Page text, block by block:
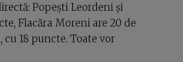
Popești Leordeni și
Flacăra Moreni are 20 de
18 puncte. Toate vor